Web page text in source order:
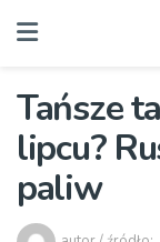
Tańsze
lipcu?
paliw